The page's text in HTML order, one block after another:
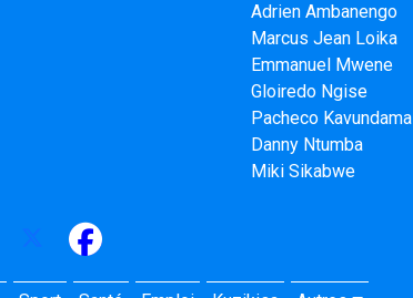
Adrien Ambanengo
Marcus Jean Loika
Emmanuel Mwene
Gloiredo Ngise
Pacheco Kavundama
Danny Ntumba
Miki Sikabwe